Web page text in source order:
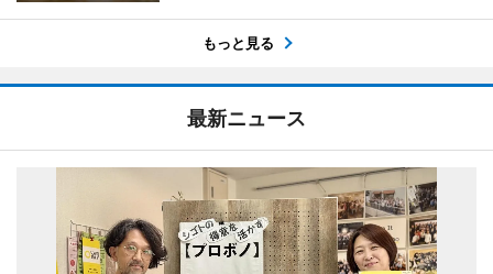
もっと見る
最新ニュース